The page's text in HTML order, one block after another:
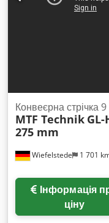
Wiefelstede 1 701
Конвеєрна стрічка
MTF Technik GL-
275 mm
ціну